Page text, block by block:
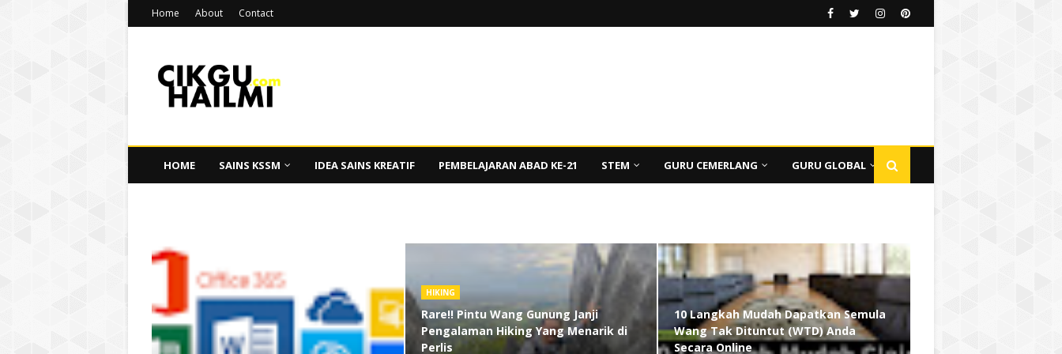
Home About Contact
HOME SAINS KSSM IDEA SAINS KREATIF PEMBELAJARAN ABAD KE-21 STEM GURU CEMERLANG GURU GLOBAL
HIKING
Rare!! Pintu Wang Gunung Janji
Pengalaman Hiking Yang Menarik di
Perlis
10 Langkah Mudah Dapatkan Semula
Wang Tak Dituntut (WTD) Anda
Secara Online